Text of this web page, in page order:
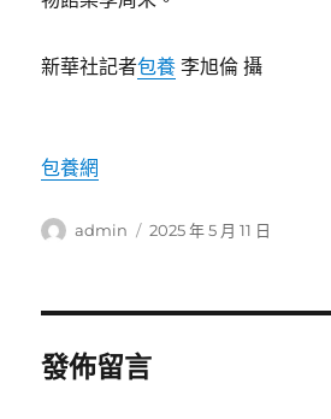
新華社記者包養 李旭倫 攝
包養網
作
admin
發
2025 年 5 月 11 日
發佈留言